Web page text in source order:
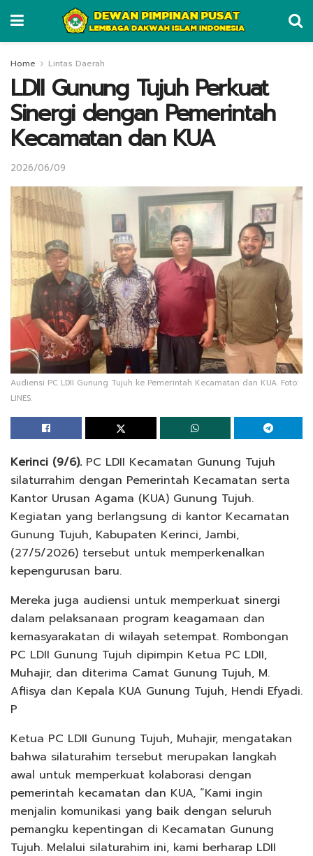
Home Lintas Daerah
LDII Gunung Tujuh Perkuat
Sinergi dengan Pemerintah
Kecamatan dan KUA
2026/06/09
Audiensi PC LDII Gunung Tujuh ke Pemerintah Kecamatan dan KUA. Foto:
LINES.
Kerinci (9/6).PC LDII Kecamatan Gunung Tujuh
silaturrahim dengan Pemerintah Kecamatan serta
Kantor Urusan Agama (KUA) Gunung Tujuh.
Kegiatan yang berlangsung di kantor Kecamatan
Gunung Tujuh, Kabupaten Kerinci, Jambi,
(27/5/2026) tersebut untuk memperkenalkan
kepengurusan baru.
Mereka juga audiensi untuk memperkuat sinergi
dalam pelaksanaan program keagamaan dan
kemasyarakatan di wilayah setempat. Rombongan
PC LDII Gunung Tujuh dipimpin Ketua PC LDII,
Muhajir, dan diterima Camat Gunung Tujuh, M.
Aflisya dan Kepala KUA Gunung Tujuh, Hendi Efyadi.
P
Ketua PC LDII Gunung Tujuh, Muhajir, mengatakan
bahwa silaturahim tersebut merupakan langkah
awal untuk memperkuat kolaborasi dengan
pemerintah kecamatan dan KUA, “Kami ingin
menjalin komunikasi yang baik dengan seluruh
pemangku kepentingan di Kecamatan Gunung
Tujuh. Melalui silaturahim ini, kami berharap LDII